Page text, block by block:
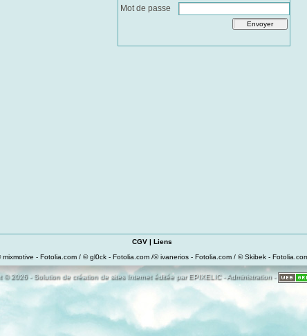
Mot de passe
CGV | Liens
mixmotive - Fotolia.com / © gl0ck - Fotolia.com /© ivanerios - Fotolia.com / © Skibek -
© 2026 - Solution de création de sites Internet éditée par EPIXELIC- Administration-